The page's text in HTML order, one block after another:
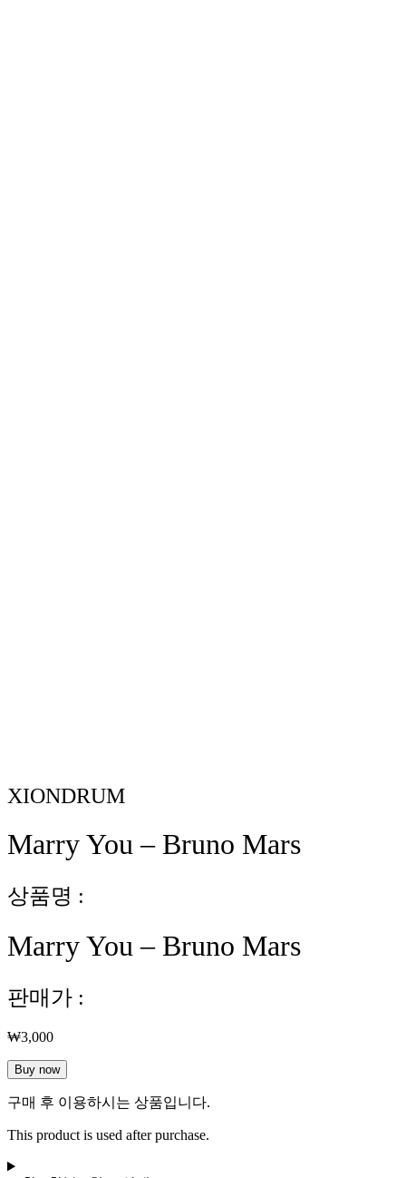
XIONDRUM
Marry You – Bruno Mars
상품명 :
Marry You – Bruno Mars
판매가 :
₩3,000
Marry
You
-
Mars
량
Buy now
구매 후 이용하시는 상품입니다.
This product is used after purchase.